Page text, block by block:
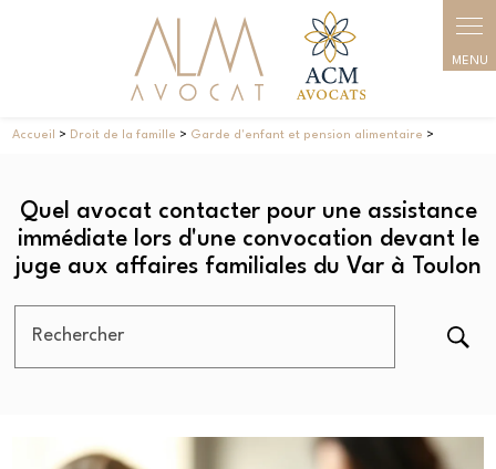
Accueil > Droit de la famille > Garde d'enfant et pension alimentaire >
Quel avocat contacter pour une assistance
immédiate lors d'une convocation devant le
juge aux affaires familiales du Var à Toulon
Rechercher